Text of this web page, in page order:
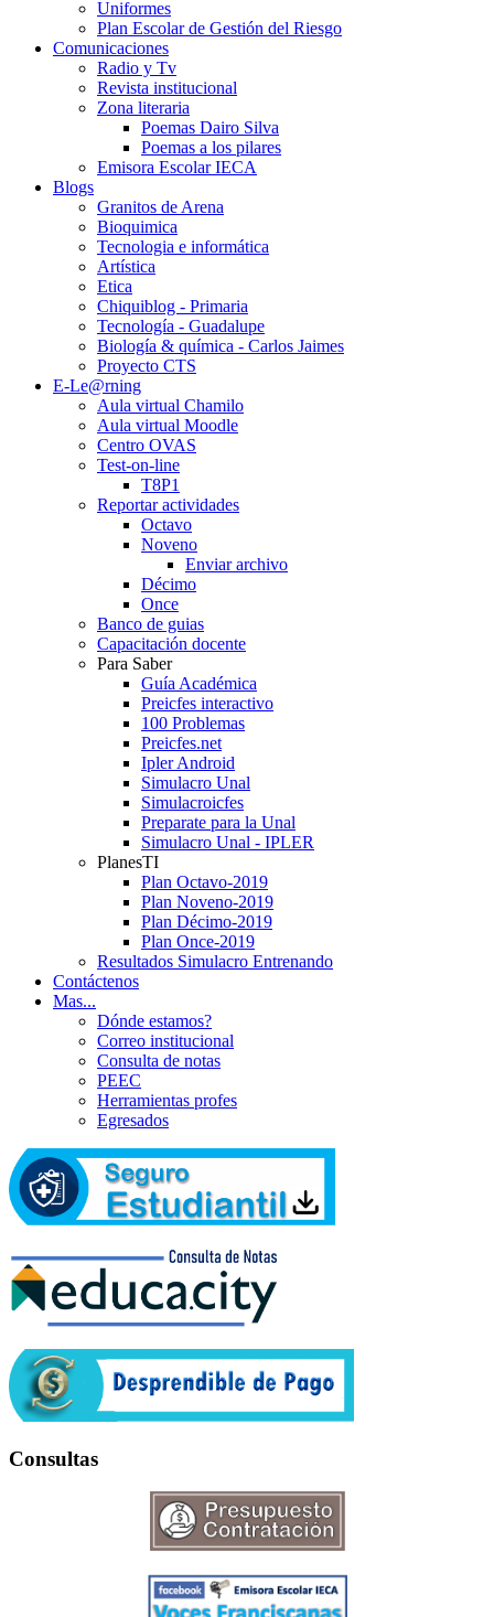
Uniformes
Plan Escolar de Gestión del Riesgo
Comunicaciones
Radio y Tv
Revista institucional
Zona literaria
Poemas Dairo Silva
Poemas a los pilares
Emisora Escolar IECA
Blogs
Granitos de Arena
Bioquimica
Tecnologia e informática
Artística
Etica
Chiquiblog - Primaria
Tecnología - Guadalupe
Biología & química - Carlos Jaimes
Proyecto CTS
E-Le@rning
Aula virtual Chamilo
Aula virtual Moodle
Centro OVAS
Test-on-line
T8P1
Reportar actividades
Octavo
Noveno
Enviar archivo
Décimo
Once
Banco de guias
Capacitación docente
Para Saber
Guía Académica
Preicfes interactivo
100 Problemas
Preicfes.net
Ipler Android
Simulacro Unal
Simulacroicfes
Preparate para la Unal
Simulacro Unal - IPLER
PlanesTI
Plan Octavo-2019
Plan Noveno-2019
Plan Décimo-2019
Plan Once-2019
Resultados Simulacro Entrenando
Contáctenos
Mas...
Dónde estamos?
Correo institucional
Consulta de notas
PEEC
Herramientas profes
Egresados
Consultas